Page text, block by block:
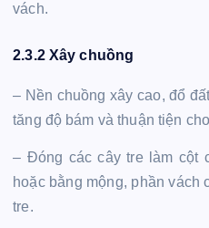
vách.
2.3.2 Xây chuồng
– Nền chuồng xây cao, đổ
tăng độ bám và thuận tiện
– Đóng các cây tre làm cột
hoặc bằng mộng, phần vách
tre.